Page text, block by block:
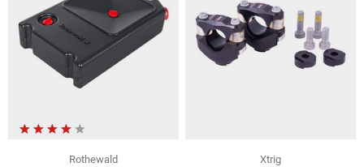
Rothewald
Xtrig